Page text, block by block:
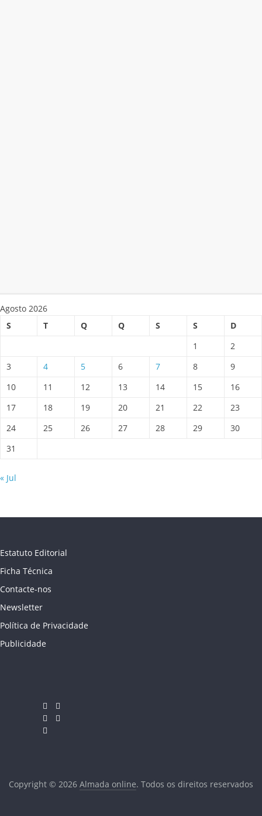
Agosto 2026
S
T Q Q S S
D
1
2
3
4 5 6 7 8
9
10
11 12 13 14 15
16
17
18 19 20 21 22
23
24
25 26 27 28 29
30
31
« Jul
Estatuto Editorial
Ficha Técnica
Contacte-nos
Newsletter
Política de Privacidade
Publicidade
Copyright © 2026 Almada online. Todos os direitos reservados